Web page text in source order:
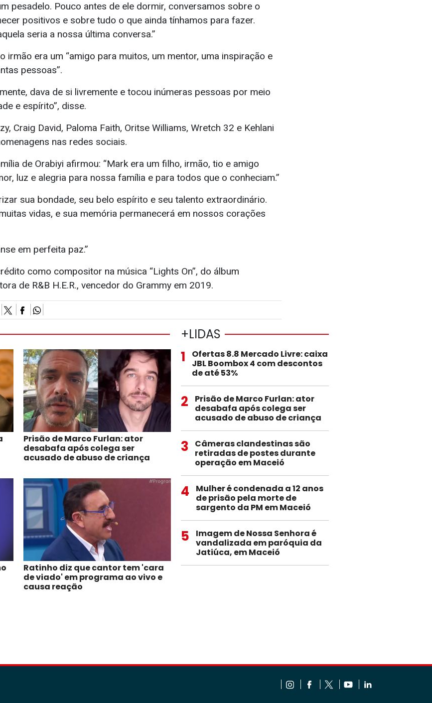
pesadelo. Pouco antes de ele dormir, conversamos sobre o
positivos e sobre tudo o que ainda tínhamos para fazer.
seria a nossa última conversa.”
irmão era um “amigo para muitos, um mentor, uma inspiração e
pessoas”.
dava de si livremente e tocou inúmeras pessoas por meio
e espírito”, disse.
Craig David, Paloma Faith, Oritse Williams, Wretch 32 e Kehlani
nas redes sociais.
de Orabiyi afirmou: “Mark era um filho, irmão, tio e amigo
luz e alegria para nossa família e para todos que o conheciam.”
sua bondade, seu belo espírito e seu talento extraordinário.
vidas, e sua memória permanecerá em nossos corações
em perfeita paz.”
como compositor na música “Lights On”, do álbum
de R&B H.E.R., vencedor do Grammy em 2019.
Prisão de Marco Furlan: ator
desabafa após colega ser
acusado de abuso de criança
Ratinho diz que cantor tem 'cara
de viado' em programa ao vivo e
causa reação
+LIDAS
1
Ofertas 8.8 Mercado Livre: caixa
JBL Boombox 4 com descontos
de até 53%
2
Prisão de Marco Furlan: ator
desabafa após colega ser
acusado de abuso de criança
3
Câmeras clandestinas são
retiradas de postes durante
operação em Maceió
4
Mulher é condenada a 12 anos
de prisão pela morte de
sargento da PM em Maceió
5
Imagem de Nossa Senhora é
vandalizada em paróquia da
Jatiúca, em Maceió